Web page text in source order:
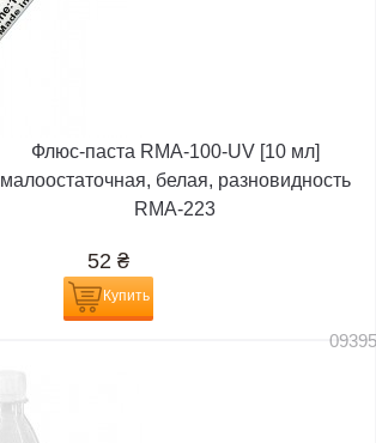
Флюс-паста RMA-100-UV [10 мл]
малоостаточная, белая, разновидность
RMA-223
52 ₴
Купить